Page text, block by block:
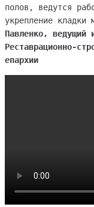
полов, ведутся
укрепление кладки
Павленко, ведущий
Реставрационно-
епархии